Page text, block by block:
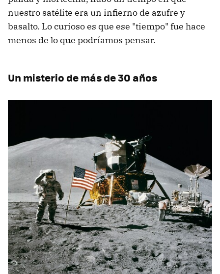
nuestro satélite era un infierno de azufre y
basalto. Lo curioso es que ese "tiempo" fue hace
menos de lo que podríamos pensar.
Un misterio de más de 30 años